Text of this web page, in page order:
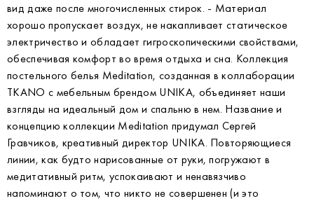
вид даже после многочисленных стирок. - Материал
хорошо пропускает воздух, не накапливает статическое
электричество и обладает гигроскопическими свойствами,
обеспечивая комфорт во время отдыха и сна. Коллекция
постельного белья Meditation, созданная в коллаборации
TKANO с мебельным брендом UNIKA, объединяет наши
взгляды на идеальный дом и спальню в нем. Название и
концепцию коллекции Meditation придумал Сергей
Гравчиков, креативный директор UNIKA. Повторяющиеся
линии, как будто нарисованные от руки, погружают в
медитативный ритм, успокаивают и ненавязчиво
напоминают о том, что никто не совершенен (и это